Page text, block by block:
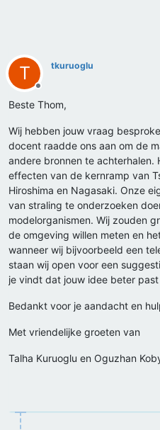
T
Offline
tkuruoglu
Beste Thom,
Wij hebben jouw vraag
docent raadde ons aan om de
andere bronnen te achterhalen.
effecten van de kernramp van
Hiroshima en Nagasaki. Onze
van straling te onderzoeken
modelorganismen. Wij zouden
de omgeving willen meten en
wanneer wij bijvoorbeeld een
staan wij open voor een
je vindt dat jouw idee beter
Bedankt voor je aandacht en
Met vriendelijke groeten van
Talha Kuruoglu en Oguzhan